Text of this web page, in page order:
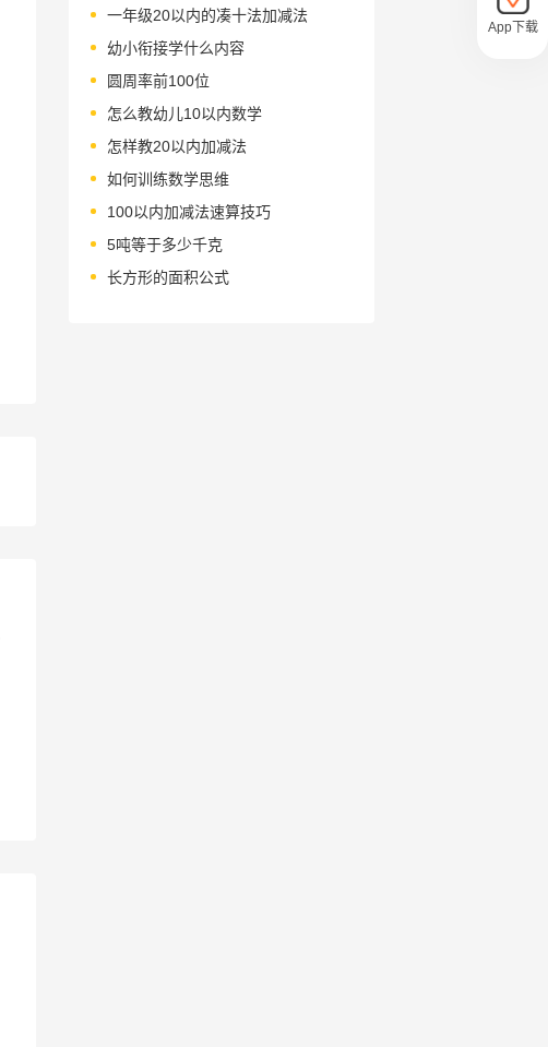
一年级20以内的凑十法加减法
幼小衔接学什么内容
圆周率前100位
怎么教幼儿10以内数学
怎样教20以内加减法
如何训练数学思维
100以内加减法速算技巧
5吨等于多少千克
长方形的面积公式
App下载